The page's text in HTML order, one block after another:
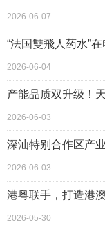
2026-06-07
“法国雙飛人药水”
2026-06-04
产能品质双升级！
2026-06-03
深汕特别合作区产
2026-06-03
港粤联手，打造港
2026-05-30